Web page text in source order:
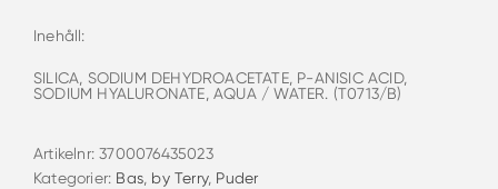
Inehåll:
SILICA, SODIUM DEHYDROACETATE, P-ANISIC ACID,
SODIUM HYALURONATE, AQUA / WATER. (T0713/B)
Artikelnr:3700076435023
Kategorier: Bas, by Terry, Puder